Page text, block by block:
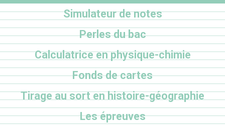
Simulateur de notes
Perles du bac
Calculatrice en physique-chimie
Fonds de cartes
Tirage au sort en histoire-géographie
Les épreuves